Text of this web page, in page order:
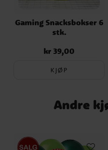
Gaming Snacksbokser 6
stk.
Pris:kr 39,00
kr 39,00
KJØP
Andre